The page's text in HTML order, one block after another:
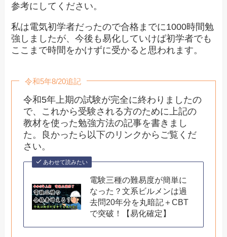
参考にしてください。
私は電気初学者だったので合格までに1000時間勉
強しましたが、今後も易化していけば初学者でも
ここまで時間をかけずに受かると思われます。
令和5年8/20追記
令和5年上期の試験が完全に終わりましたの
で、これから受験される方のために上記の
教材を使った勉強方法の記事を書きまし
た。良かったら以下のリンクからご覧くだ
さい。
あわせて読みたい
電験三種の難易度が簡単に
なった？文系ビルメンは過
去問20年分を丸暗記＋CBT
で突破！【易化確定】